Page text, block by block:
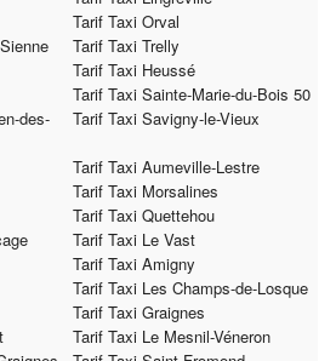
Tarif Taxi Orval
Tarif Taxi Trelly
Tarif Taxi Heussé
Tarif Taxi Sainte-Marie-du-Bois 50
des-
Tarif Taxi Savigny-le-Vieux
Tarif Taxi Aumeville-Lestre
Tarif Taxi Morsalines
Tarif Taxi Quettehou
Tarif Taxi Le Vast
Tarif Taxi Amigny
Tarif Taxi Les Champs-de-Losque
Tarif Taxi Graignes
Tarif Taxi Le Mesnil-Véneron